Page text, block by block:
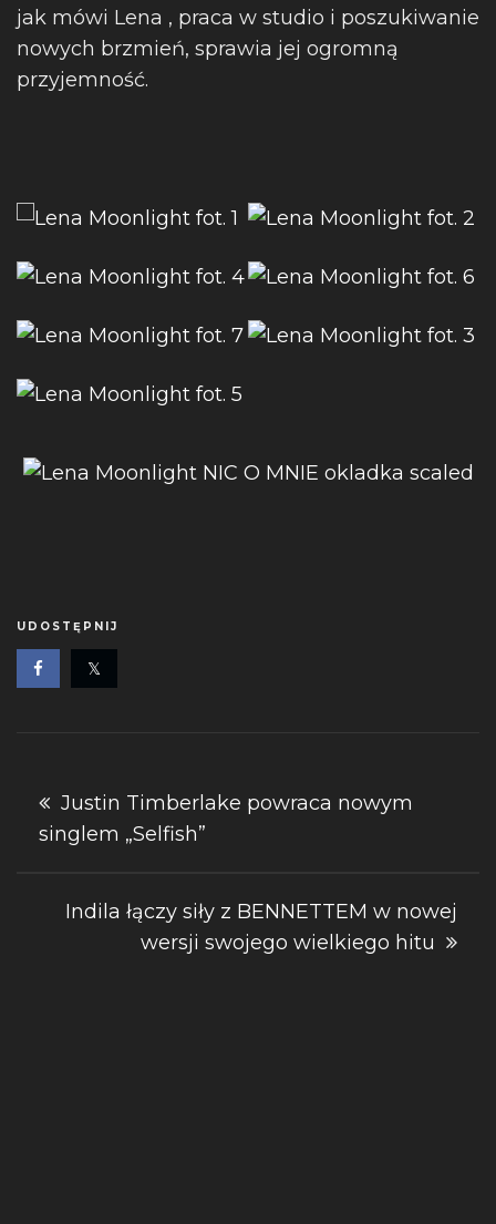
jak mówi Lena , praca w studio i poszukiwanie
nowych brzmień, sprawia jej ogromną
przyjemność.
UDOSTĘPNIJ
Nawigacja
wpisu
Justin Timberlake powraca nowym
singlem „Selfish”
Indila łączy siły z BENNETTEM w nowej
wersji swojego wielkiego hitu